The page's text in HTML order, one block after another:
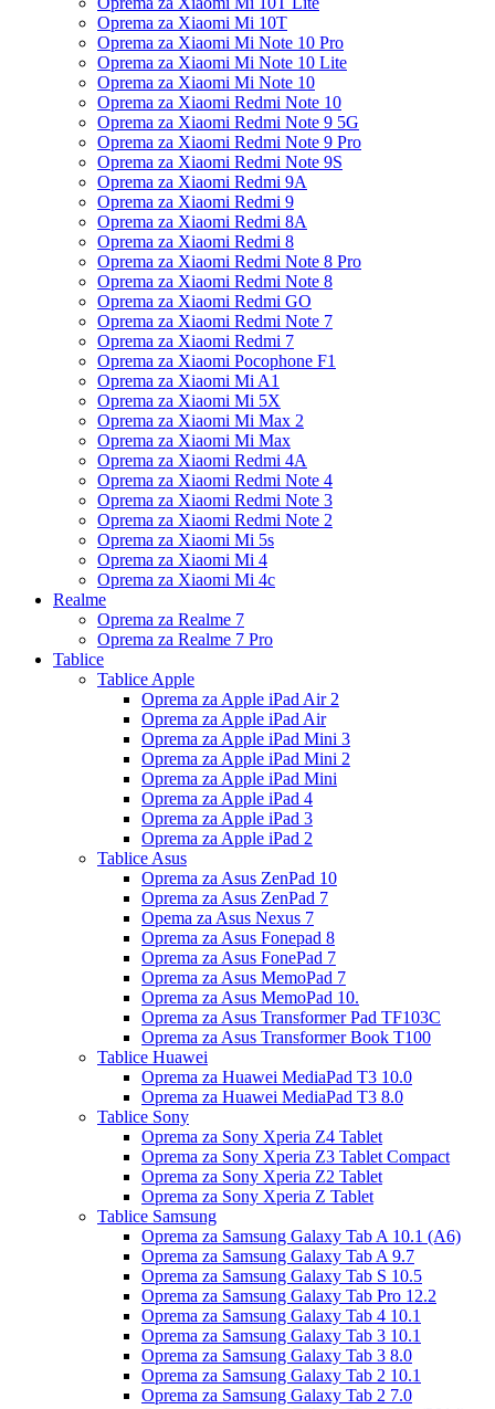
Oprema za Xiaomi Mi 10T
Oprema za Xiaomi Mi Note 10 Pro
Oprema za Xiaomi Mi Note 10 Lite
Oprema za Xiaomi Mi Note 10
Oprema za Xiaomi Redmi Note 10
Oprema za Xiaomi Redmi Note 9 5G
Oprema za Xiaomi Redmi Note 9 Pro
Oprema za Xiaomi Redmi Note 9S
Oprema za Xiaomi Redmi 9A
Oprema za Xiaomi Redmi 9
Oprema za Xiaomi Redmi 8A
Oprema za Xiaomi Redmi 8
Oprema za Xiaomi Redmi Note 8 Pro
Oprema za Xiaomi Redmi Note 8
Oprema za Xiaomi Redmi GO
Oprema za Xiaomi Redmi Note 7
Oprema za Xiaomi Redmi 7
Oprema za Xiaomi Pocophone F1
Oprema za Xiaomi Mi A1
Oprema za Xiaomi Mi 5X
Oprema za Xiaomi Mi Max 2
Oprema za Xiaomi Mi Max
Oprema za Xiaomi Redmi 4A
Oprema za Xiaomi Redmi Note 4
Oprema za Xiaomi Redmi Note 3
Oprema za Xiaomi Redmi Note 2
Oprema za Xiaomi Mi 5s
Oprema za Xiaomi Mi 4
Oprema za Xiaomi Mi 4c
Realme
Oprema za Realme 7
Oprema za Realme 7 Pro
Tablice
Tablice Apple
Oprema za Apple iPad Air 2
Oprema za Apple iPad Air
Oprema za Apple iPad Mini 3
Oprema za Apple iPad Mini 2
Oprema za Apple iPad Mini
Oprema za Apple iPad 4
Oprema za Apple iPad 3
Oprema za Apple iPad 2
Tablice Asus
Oprema za Asus ZenPad 10
Oprema za Asus ZenPad 7
Opema za Asus Nexus 7
Oprema za Asus Fonepad 8
Oprema za Asus FonePad 7
Oprema za Asus MemoPad 7
Oprema za Asus MemoPad 10.
Oprema za Asus Transformer Pad TF103C
Oprema za Asus Transformer Book T100
Tablice Huawei
Oprema za Huawei MediaPad T3 10.0
Oprema za Huawei MediaPad T3 8.0
Tablice Sony
Oprema za Sony Xperia Z4 Tablet
Oprema za Sony Xperia Z3 Tablet Compact
Oprema za Sony Xperia Z2 Tablet
Oprema za Sony Xperia Z Tablet
Tablice Samsung
Oprema za Samsung Galaxy Tab A 10.1 (A6)
Oprema za Samsung Galaxy Tab A 9.7
Oprema za Samsung Galaxy Tab S 10.5
Oprema za Samsung Galaxy Tab Pro 12.2
Oprema za Samsung Galaxy Tab 4 10.1
Oprema za Samsung Galaxy Tab 3 10.1
Oprema za Samsung Galaxy Tab 3 8.0
Oprema za Samsung Galaxy Tab 2 10.1
Oprema za Samsung Galaxy Tab 2 7.0